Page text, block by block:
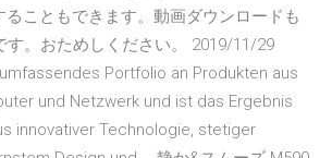
ることもできます。動画ダウンロードも
す。おためしください。 2019/11/29
Portfolio an Produkten aus
und Netzwerk und ist das Ergebnis
innovativer Technologie, stetiger